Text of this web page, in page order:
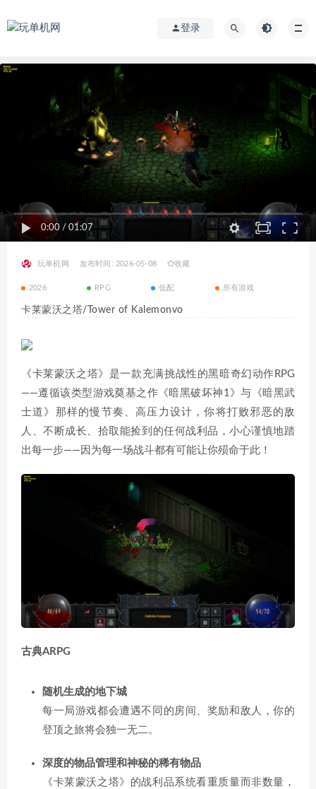
登录
0:00 / 01:07
玩单机网 发布时间: 2026-05-08 收藏
2026 RPG 低配 所有游戏
卡莱蒙沃之塔/Tower of Kalemonvo
《卡莱蒙沃之塔》是一款充满挑战性的黑暗奇幻动作RPG
——遵循该类型游戏奠基之作《暗黑破坏神1》与《暗黑武
士道》那样的慢节奏、高压力设计，你将打败邪恶的敌
人、不断成长、拾取能捡到的任何战利品，小心谨慎地踏
出每一步——因为每一场战斗都有可能让你殒命于此！
古典ARPG
随机生成的地下城
每一局游戏都会遭遇不同的房间、奖励和敌人，你的
登顶之旅将会独一无二。
深度的物品管理和神秘的稀有物品
《卡莱蒙沃之塔》的战利品系统看重质量而非数量，